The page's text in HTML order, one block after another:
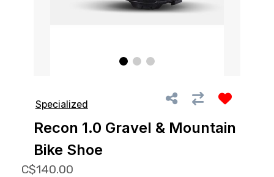
Specialized
Recon 1.0 Gravel & Mountain
Bike Shoe
C$140.00